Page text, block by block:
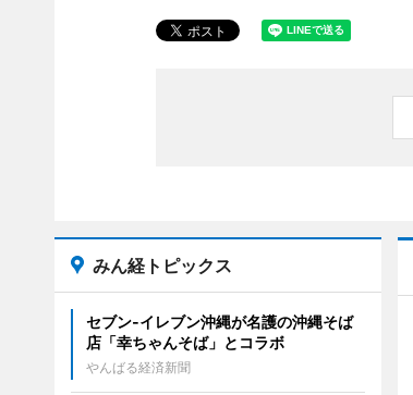
みん経トピックス
セブン‐イレブン沖縄が名護の沖縄そば
店「幸ちゃんそば」とコラボ
やんばる経済新聞